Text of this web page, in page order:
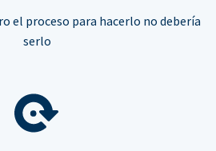
el proceso para hacerlo no debería
serlo